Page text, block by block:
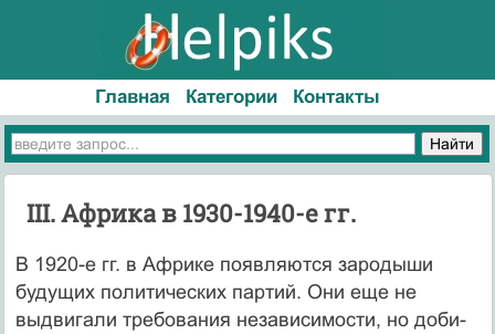
Главная Категории Контакты
III. Африка в 1930-1940-е гг.
В 1920-е гг. в Африке появляются зародыши
будущих политических партий. Они еще не
выдвигали требования независимости, но доби­